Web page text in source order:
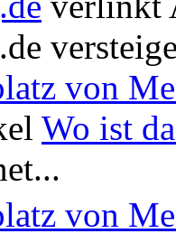
von
Wo ist
von